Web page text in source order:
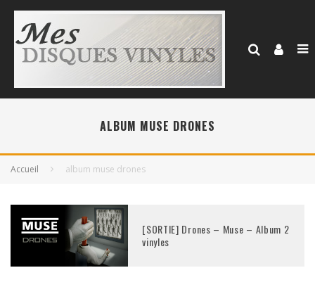
ALBUM MUSE DRONES
Accueil album muse drones
[SORTIE] Drones – Muse – Album 2
vinyles